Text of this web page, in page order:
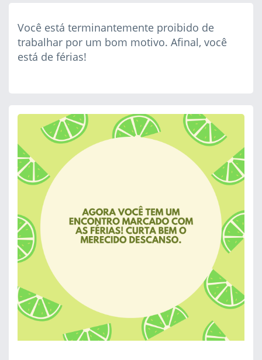
Você está terminantemente proibido de
trabalhar por um bom motivo. Afinal, você
está de férias!